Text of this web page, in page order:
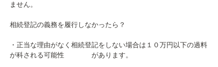
ません。
相続登記の義務を履行しなかったら？
・ 正当な理由がなく相続登記をしない場合は１０万円以下の過料
が科される可能性 があります。